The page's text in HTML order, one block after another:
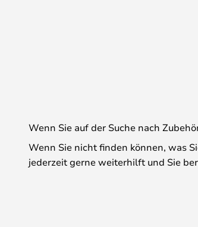
Wenn Sie auf der Suche nach
Wenn Sie nicht finden können, was
jederzeit gerne weiterhilft und Sie